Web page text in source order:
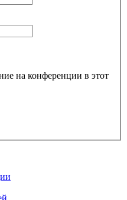
на конференции в этот